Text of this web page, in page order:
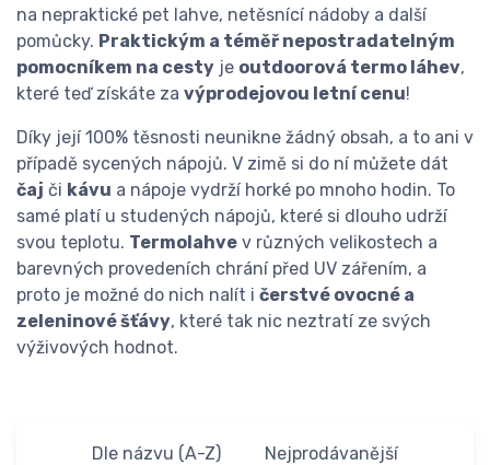
na nepraktické pet lahve, netěsnící nádoby a další
pomůcky. Praktickým a téměř nepostradatelným
pomocníkem na cesty je outdoorová termo láhev,
které teď získáte za výprodejovou letní cenu!
Díky její 100% těsnosti neunikne žádný obsah, a to ani v
případě sycených nápojů. V zimě si do ní můžete dát
čaj či kávu a nápoje vydrží horké po mnoho hodin. To
samé platí u studených nápojů, které si dlouho udrží
svou teplotu. Termolahve v různých velikostech a
barevných provedeních chrání před UV zářením, a
proto je možné do nich nalít i čerstvé ovocné a
zeleninové šťávy, které tak nic neztratí ze svých
výživových hodnot.
Dle názvu (A-Z) Nejprodávanější